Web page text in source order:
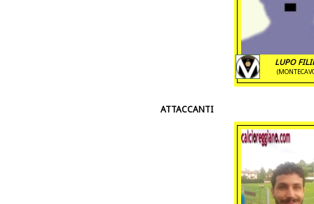
LUPO
ATTACCANTI